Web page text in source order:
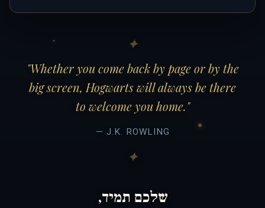
"Whether you come back by page or by the
big screen, Hogwarts will always be there
to welcome you home."
— J.K. ROWLING
שלכם תמיד,